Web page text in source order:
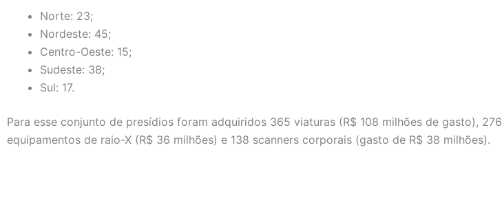
Norte: 23;
Nordeste: 45;
Centro-Oeste: 15;
Sudeste: 38;
Sul: 17.
Para esse conjunto de presídios foram adquiridos 365 viaturas (R$ 108 milhões de gasto), 276
equipamentos de raio-X (R$ 36 milhões) e 138 scanners corporais (gasto de R$ 38 milhões).